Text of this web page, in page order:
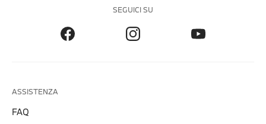
SEGUICI SU
ASSISTENZA
FAQ